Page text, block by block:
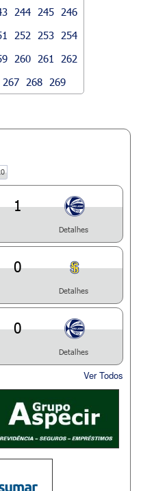
244 245
246
252 253
254
260 261
262
267 268 269
1
Detalhes
0
Detalhes
0
Detalhes
Ver Todos